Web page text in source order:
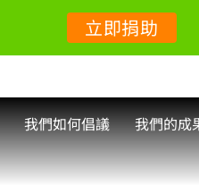
立即捐助
我們如何倡議 我們的成